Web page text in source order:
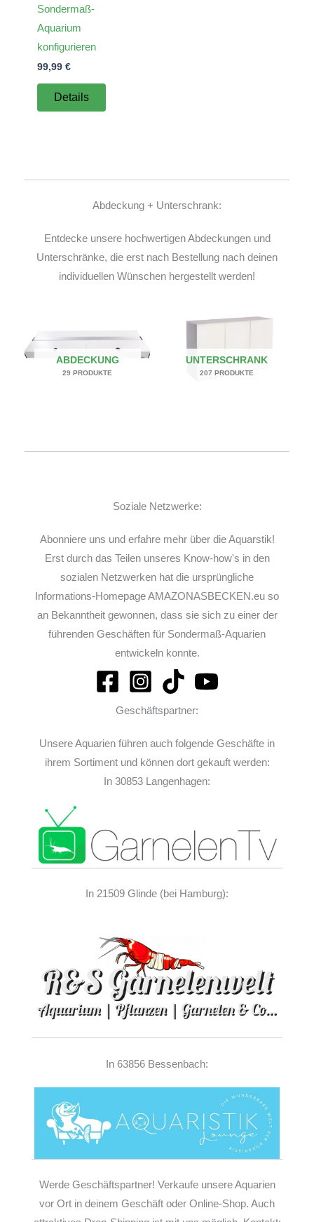
Sondermaß-
Aquarium
konfigurieren
99,99 €
Details
Abdeckung + Unterschrank:
Entdecke unsere hochwertigen Abdeckungen und
Unterschränke, die erst nach Bestellung nach deinen
individuellen Wünschen hergestellt werden!
ABDECKUNG
29 PRODUKTE
UNTERSCHRANK
207 PRODUKTE
Soziale Netzwerke:
Abonniere uns und erfahre mehr über die Aquarstik!
Erst durch das Teilen unseres Know-how's in den
sozialen Netzwerken hat die ursprüngliche
Informations-Homepage AMAZONASBECKEN.eu so
an Bekanntheit gewonnen, dass sie sich zu einer der
führenden Geschäften für Sondermaß-Aquarien
entwickeln konnte.
Geschäftspartner:
Unsere Aquarien führen auch folgende Geschäfte in
ihrem Sortiment und können dort gekauft werden:
In 30853 Langenhagen:
In 21509 Glinde (bei Hamburg):
In 63856 Bessenbach:
Werde Geschäftspartner! Verkaufe unsere Aquarien
vor Ort in deinem Geschäft oder Online-Shop. Auch